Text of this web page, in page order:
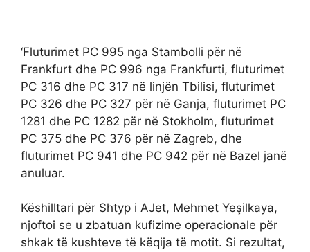
‘Fluturimet PC 995 nga Stambolli për në
Frankfurt dhe PC 996 nga Frankfurti, fluturimet
PC 316 dhe PC 317 në linjën Tbilisi, fluturimet
PC 326 dhe PC 327 për në Ganja, fluturimet PC
1281 dhe PC 1282 për në Stokholm, fluturimet
PC 375 dhe PC 376 për në Zagreb, dhe
fluturimet PC 941 dhe PC 942 për në Bazel janë
anuluar.
Këshilltari për Shtyp i AJet, Mehmet Yeşilkaya,
njoftoi se u zbatuan kufizime operacionale për
shkak të kushteve të këqija të motit. Si rezultat,